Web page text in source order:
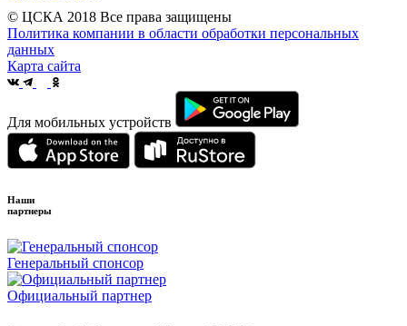
© ЦСКА 2018 Все права защищены
Политика компании в области обработки персональных
данных
Карта сайта
Для мобильных устройств
Наши
партнеры
Генеральный спонсор
Официальный партнер